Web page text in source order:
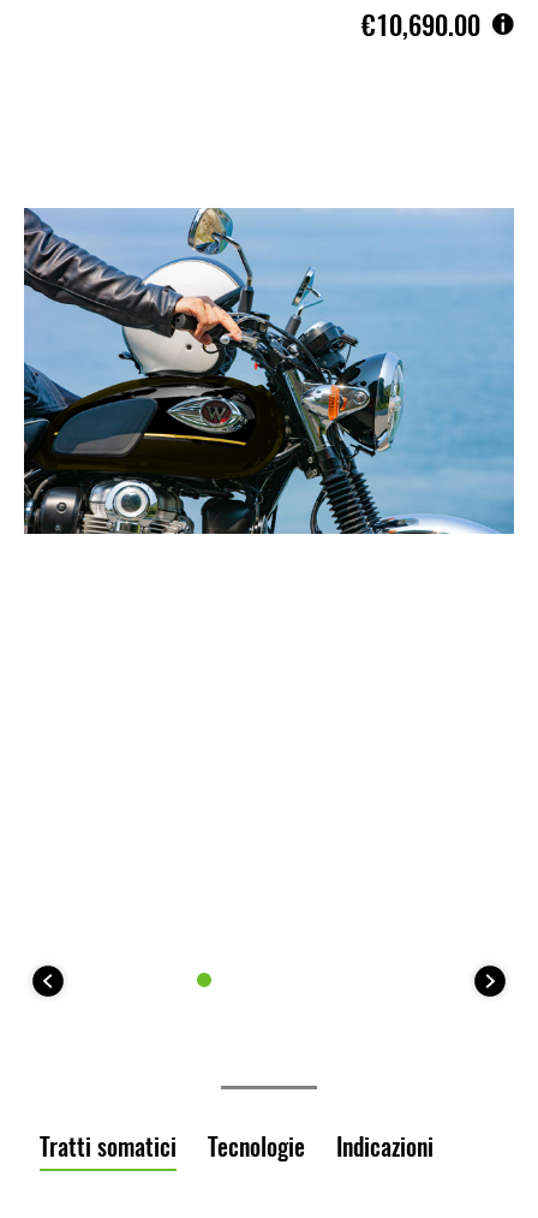
€10,690.00
Tratti somatici Tecnologie Indicazioni